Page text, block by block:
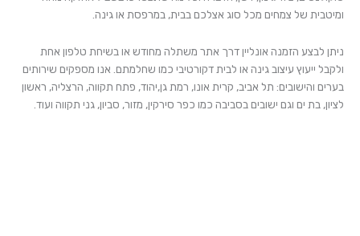
ומיטבית של צמחים מכל סוג אצלכם בבית, במרפסת או גינה.
ניתן לבצע הזמנה אונליין דרך אתר משתלה מחודש או בשיחת טלפון אחת
ולקבל ייעוץ עיצוב גינה או לבית דקורטיבי כמו שחלמתם. אנו מספקים שירותים
בערים והישובים: תל אביב, קרית אונו, רמת גן,יהוד, פתח תקווה, הרצליה, ראשון
לציון, בת ים וגם ישובים בסביבה כמו כפר סירקין, מזור, סביון, גני תקווה ועוד.